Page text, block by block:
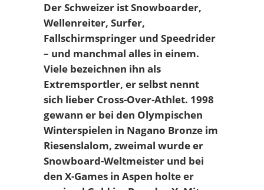
Der Schweizer ist Snowboarder,
Wellenreiter, Surfer,
Fallschirmspringer und Speedrider
– und manchmal alles in einem.
Viele bezeichnen ihn als
Extremsportler, er selbst nennt
sich lieber Cross-Over-Athlet. 1998
gewann er bei den Olympischen
Winterspielen in Nagano Bronze im
Riesenslalom, zweimal wurde er
Snowboard-Weltmeister und bei
den X-Games in Aspen holte er